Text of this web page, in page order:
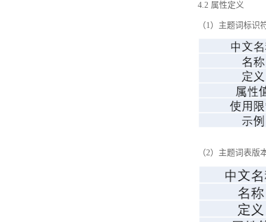
4.2 属性定义
（1）主题词标识
（2）主题词表版